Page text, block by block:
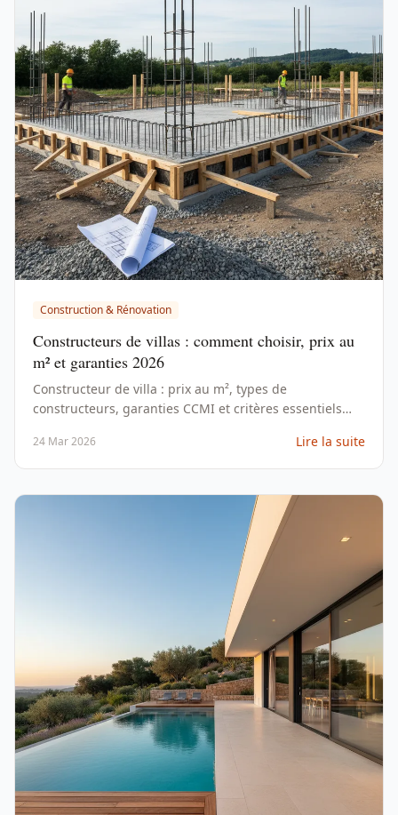
Construction & Rénovation
Constructeurs de villas : comment choisir, prix au
m² et garanties 2026
Constructeur de villa : prix au m², types de
constructeurs, garanties CCMI et critères essentiels
24 Mar 2026 Lire la suite